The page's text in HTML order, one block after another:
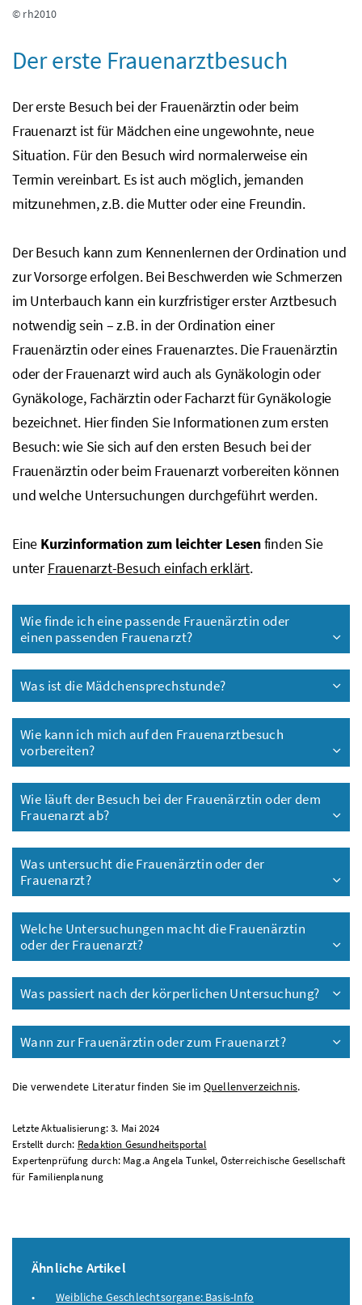
© rh2010
Der erste Frauenarztbesuch
Der erste Besuch bei der Frauenärztin oder beim
Frauenarzt ist für Mädchen eine ungewohnte, neue
Situation. Für den Besuch wird normalerweise ein
Termin vereinbart. Es ist auch möglich, jemanden
mitzunehmen,z.B.die Mutter oder eine Freundin.
Der Besuch kann zum Kennenlernen der Ordination und
zur Vorsorge erfolgen. Bei Beschwerden wie Schmerzen
im Unterbauch kann ein kurzfristiger erster Arztbesuch
notwendig sein –z.B.in der Ordination einer
Frauenärztin oder eines Frauenarztes. Die Frauenärztin
oder der Frauenarzt wird auch als Gynäkologin oder
Gynäkologe, Fachärztin oder Facharzt für Gynäkologie
bezeichnet. Hier finden Sie Informationen zum ersten
Besuch: wie Sie sich auf den ersten Besuch bei der
Frauenärztin oder beim Frauenarzt vorbereiten können
und welche Untersuchungen durchgeführt werden.
Eine Kurzinformation zum leichter Lesenfinden Sie
unterFrauenarzt-Besuch einfach erklärt.
Wie finde ich eine passende Frauenärztin oder
einen passenden Frauenarzt?
Was ist die Mädchensprechstunde?
Wie kann ich mich auf den Frauenarztbesuch
vorbereiten?
Wie läuft der Besuch bei der Frauenärztin oder dem
Frauenarzt ab?
Was untersucht die Frauenärztin oder der
Frauenarzt?
Welche Untersuchungen macht die Frauenärztin
oder der Frauenarzt?
Was passiert nach der körperlichen Untersuchung?
Wann zur Frauenärztin oder zum Frauenarzt?
Die verwendete Literatur finden Sie im Quellenverzeichnis.
Letzte Aktualisierung: 3. Mai 2024
Erstellt durch: Redaktion Gesundheitsportal
Expertenprüfung durch: Mag.a Angela Tunkel, Österreichische Gesellschaft
für Familienplanung
Ähnliche Artikel
Weibliche Geschlechtsorgane: Basis-Info